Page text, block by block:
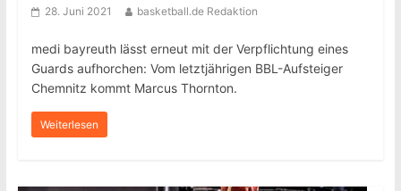
28. Juni 2021 basketball.de Redaktion
medi bayreuth lässt erneut mit der Verpflichtung eines
Guards aufhorchen: Vom letztjährigen BBL-Aufsteiger
Chemnitz kommt Marcus Thornton.
Weiterlesen